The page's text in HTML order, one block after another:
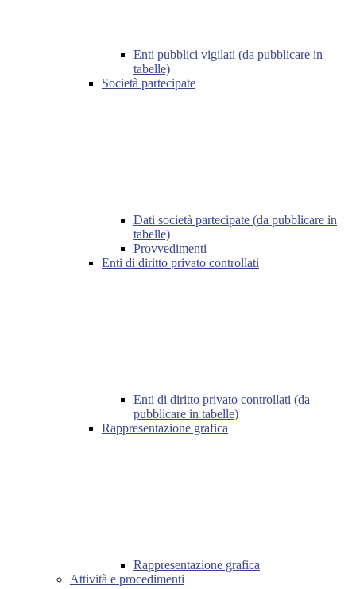
Enti pubblici vigilati (da pubblicare in
tabelle)
Società partecipate
Dati società partecipate (da pubblicare in
tabelle)
Provvedimenti
Enti di diritto privato controllati
Enti di diritto privato controllati (da
pubblicare in tabelle)
Rappresentazione grafica
Rappresentazione grafica
Attività e procedimenti